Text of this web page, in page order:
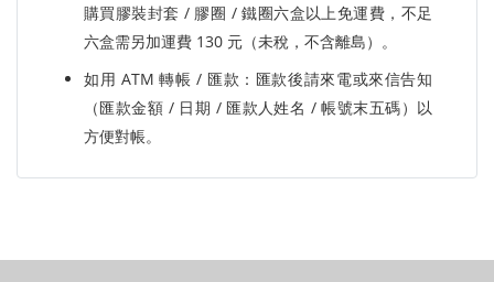
購買膠裝封套 / 膠圈 / 鐵圈六盒以上免運費，不足
六盒需另加運費 130 元（未稅，不含離島）。
如用 ATM 轉帳 / 匯款：匯款後請來電或來信告知
（匯款金額 / 日期 / 匯款人姓名 / 帳號末五碼）以
方便對帳。